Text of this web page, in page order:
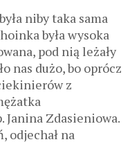
niby taka sama
była wysoka
pod nią leżały
nas dużo, bo oprócz
z
Janina Zdasieniowa.
odjechał na